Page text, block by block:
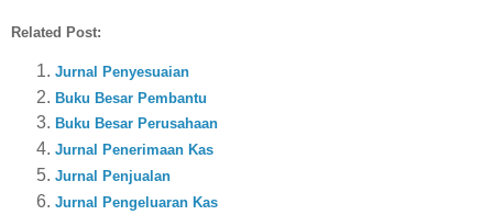
Related Post:
Jurnal Penyesuaian
Buku Besar Pembantu
Buku Besar Perusahaan
Jurnal Penerimaan Kas
Jurnal Penjualan
Jurnal Pengeluaran Kas